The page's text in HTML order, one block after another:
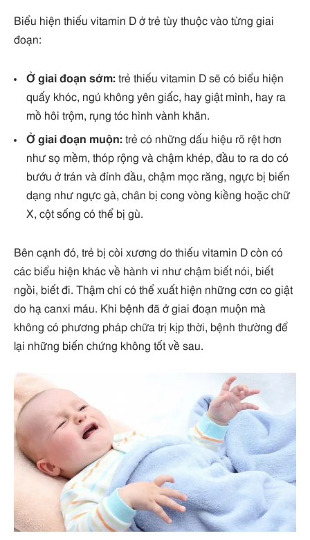
Biểu hiện thiếu vitamin D ở trẻ tùy thuộc vào từng giai
đoạn:
Ở giai đoạn sớm: trẻ thiếu vitamin D sẽ có biểu hiện
quấy khóc, ngủ không yên giấc, hay giật mình, hay ra
mồ hôi trộm, rụng tóc hình vành khăn.
Ở giai đoạn muộn: trẻ có những dấu hiệu rõ rệt hơn
như sọ mềm, thóp rộng và chậm khép, đầu to ra do có
bướu ở trán và đỉnh đầu, chậm mọc răng, ngực bị biến
dạng như ngực gà, chân bị cong vòng kiềng hoặc chữ
X, cột sống có thể bị gù.
Bên cạnh đó, trẻ bị còi xương do thiếu vitamin D còn có
các biểu hiện khác về hành vi như chậm biết nói, biết
ngồi, biết đi. Thậm chí có thể xuất hiện những cơn co giật
do hạ canxi máu. Khi bệnh đã ở giai đoạn muộn mà
không có phương pháp chữa trị kịp thời, bệnh thường để
lại những biến chứng không tốt về sau.